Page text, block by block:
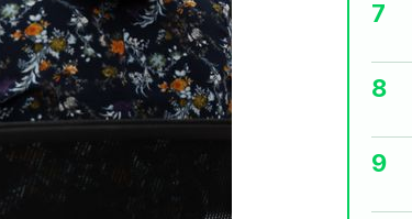
2
"편해서 매일 신었는데"...전문가가 경고한
'크록스'의 숨은 위험
3
[단독] 천하람, 국회의원 최초 논산 훈련소
2박 3일 '입소'…각개전투·야간행군 한다
4
'7번째 도전' KDB생명 누가 품나…흥국·
한투·한화 '3색 셈법'
7
8
9